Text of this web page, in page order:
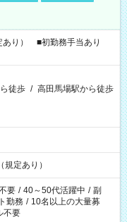
あり） ■初勤務手当あり
徒歩 / 高田馬場駅から徒歩
定あり）
要 / 40～50代活躍中 / 副
勤務 / 10名以上の大量募
不要